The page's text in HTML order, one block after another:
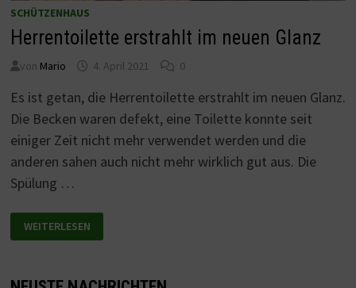
SCHÜTZENHAUS
Herrentoilette erstrahlt im neuen Glanz
von Mario 4. April 2021 0
Es ist getan, die Herrentoilette erstrahlt im neuen Glanz.
Die Becken waren defekt, eine Toilette konnte seit
einiger Zeit nicht mehr verwendet werden und die
anderen sahen auch nicht mehr wirklich gut aus. Die
Spülung …
HERRENTOILETTE
ERSTRAHLT
IM
WEITERLESEN